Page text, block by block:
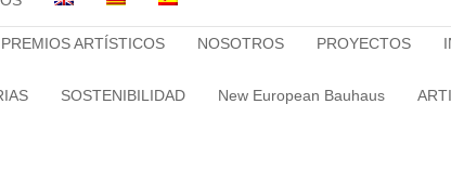
PREMIOS ARTÍSTICOS NOSOTROS PROYECTOS
SOSTENIBILIDAD New European Bauhaus